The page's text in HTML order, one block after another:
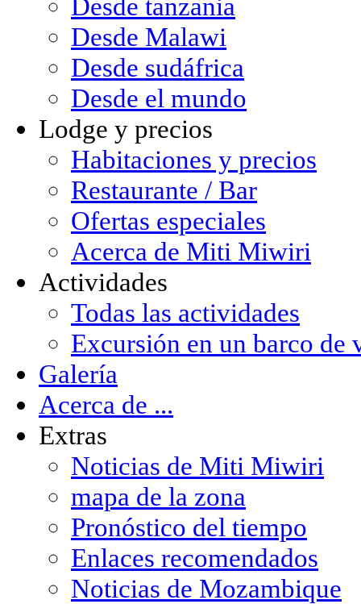
Desde Malawi
Desde sudáfrica
Desde el mundo
Lodge y precios
Habitaciones y precios
Restaurante / Bar
Ofertas especiales
Acerca de Miti Miwiri
Actividades
Todas las actividades
Excursión en un barco de
Galería
Acerca de ...
Extras
Noticias de Miti Miwiri
mapa de la zona
Pronóstico del tiempo
Enlaces recomendados
Noticias de Mozambique